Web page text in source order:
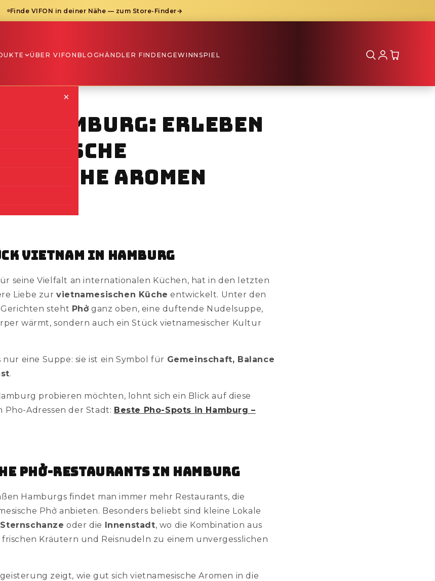
Finde VIFON in deiner Nähe — zum Store-Finder→
ÜBER VIFON BLOGHÄNDLER FINDENGEWINNSPIEL
×
in Hamburg: Erleben
Aromen
Vietnam in Hamburg
seine Vielfalt an internationalen Küchen, hat in den letzten
Liebe zurvietnamesischen Küche entwickelt. Unter den
steht Phở ganz oben, eine duftende Nudelsuppe,
wärmt, sondern auch ein Stück vietnamesischer Kultur
eine Suppe: sie ist ein Symbol für Gemeinschaft, Balance
.
probieren möchten, lohnt sich ein Blick auf diese
Pho-Adressen der Stadt: Beste Pho-Spots in Hamburg –
Phở-Restaurants in Hamburg
Hamburgs findet man immer mehr Restaurants, die
Phở anbieten. Besonders beliebt sind kleine Lokale
Sternschanze oder die Innenstadt, wo die Kombination aus
Kräutern und Reisnudeln zu einem unvergesslichen
zeigt, wie gut sich vietnamesische Aromen in die